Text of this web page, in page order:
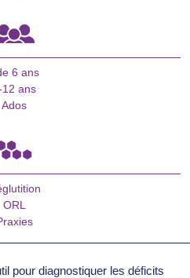
6 ans
12 ans
Ados
ORL
pour diagnostiquer les déficits